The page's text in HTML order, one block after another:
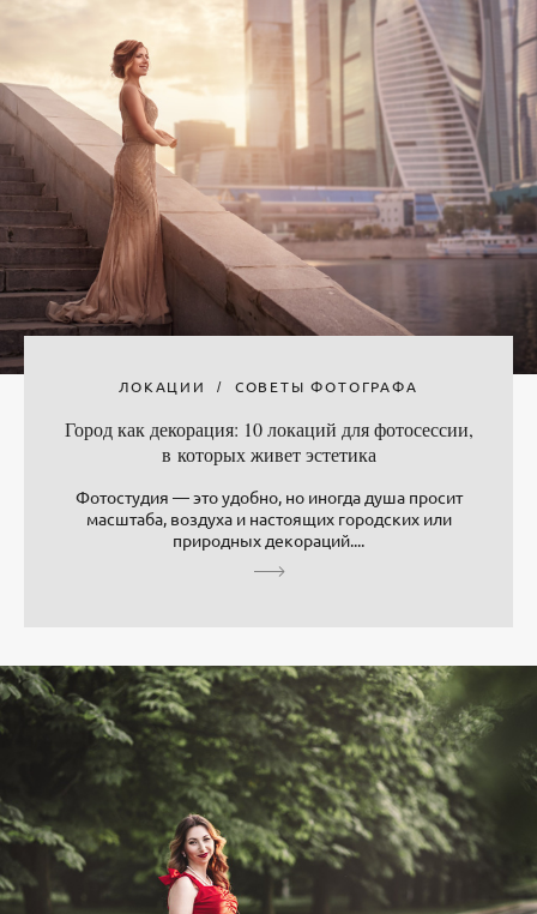
ЛОКАЦИИ СОВЕТЫ ФОТОГРАФА
Город как декорация: 10 локаций для фотосессии,
в которых живет эстетика
Фотостудия — это удобно, но иногда душа просит
масштаба, воздуха и настоящих городских или
природных декораций....